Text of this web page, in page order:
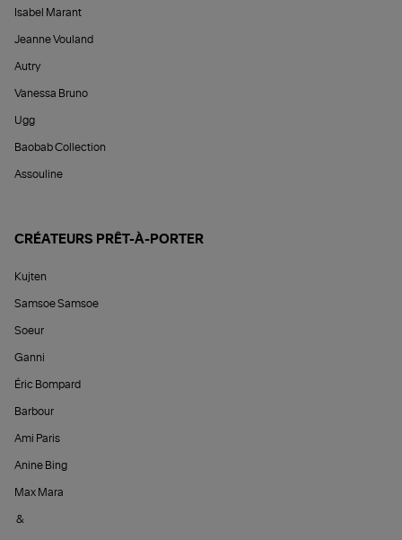
Isabel Marant
Jeanne Vouland
Autry
Vanessa Bruno
Ugg
Baobab Collection
Assouline
CRÉATEURS PRÊT-À-PORTER
Kujten
Samsoe Samsoe
Soeur
Ganni
Éric Bompard
Barbour
Ami Paris
Anine Bing
Max Mara
&